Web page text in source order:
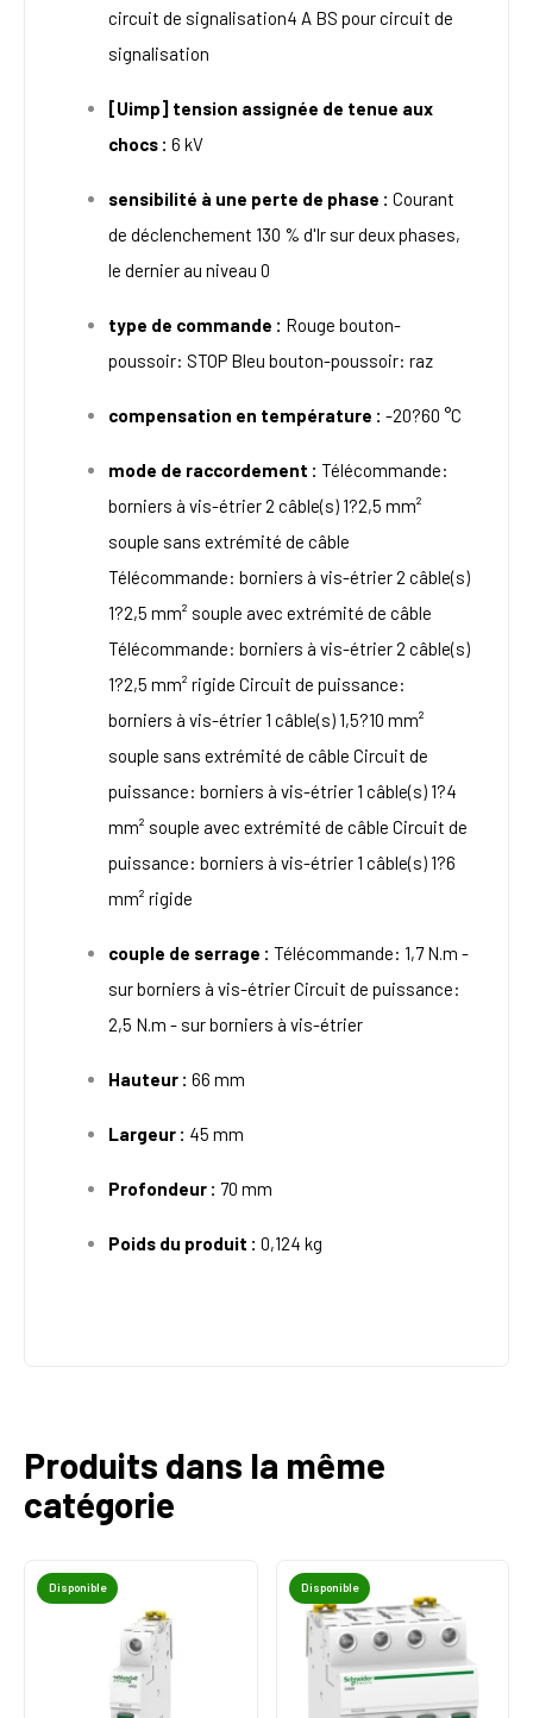
circuit de signalisation4 A BS pour circuit de
signalisation
[Uimp] tension assignée de tenue aux
chocs : 6 kV
sensibilité à une perte de phase : Courant
de déclenchement 130 % d'Ir sur deux phases,
le dernier au niveau 0
type de commande : Rouge bouton-
poussoir: STOP Bleu bouton-poussoir: raz
compensation en température : -20?60 °C
mode de raccordement : Télécommande:
borniers à vis-étrier 2 câble(s) 1?2,5 mm²
souple sans extrémité de câble
Télécommande: borniers à vis-étrier 2 câble(s)
1?2,5 mm² souple avec extrémité de câble
Télécommande: borniers à vis-étrier 2 câble(s)
1?2,5 mm² rigide Circuit de puissance:
borniers à vis-étrier 1 câble(s) 1,5?10 mm²
souple sans extrémité de câble Circuit de
puissance: borniers à vis-étrier 1 câble(s) 1?4
mm² souple avec extrémité de câble Circuit de
puissance: borniers à vis-étrier 1 câble(s) 1?6
mm² rigide
couple de serrage : Télécommande: 1,7 N.m -
sur borniers à vis-étrier Circuit de puissance:
2,5 N.m - sur borniers à vis-étrier
Hauteur : 66 mm
Largeur : 45 mm
Profondeur : 70 mm
Poids du produit : 0,124 kg
Produits dans la même
catégorie
Disponible Disponible